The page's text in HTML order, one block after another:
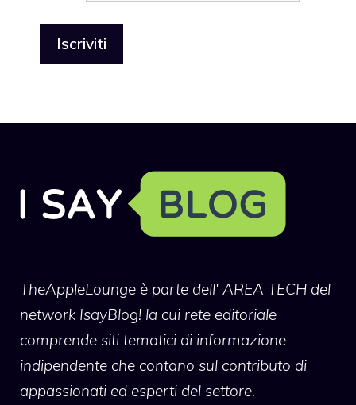
TheAppleLounge è parte dell' AREA TECH del
network IsayBlog! la cui rete editoriale
comprende siti tematici di informazione
indipendente che contano sul contributo di
appassionati ed esperti del settore.